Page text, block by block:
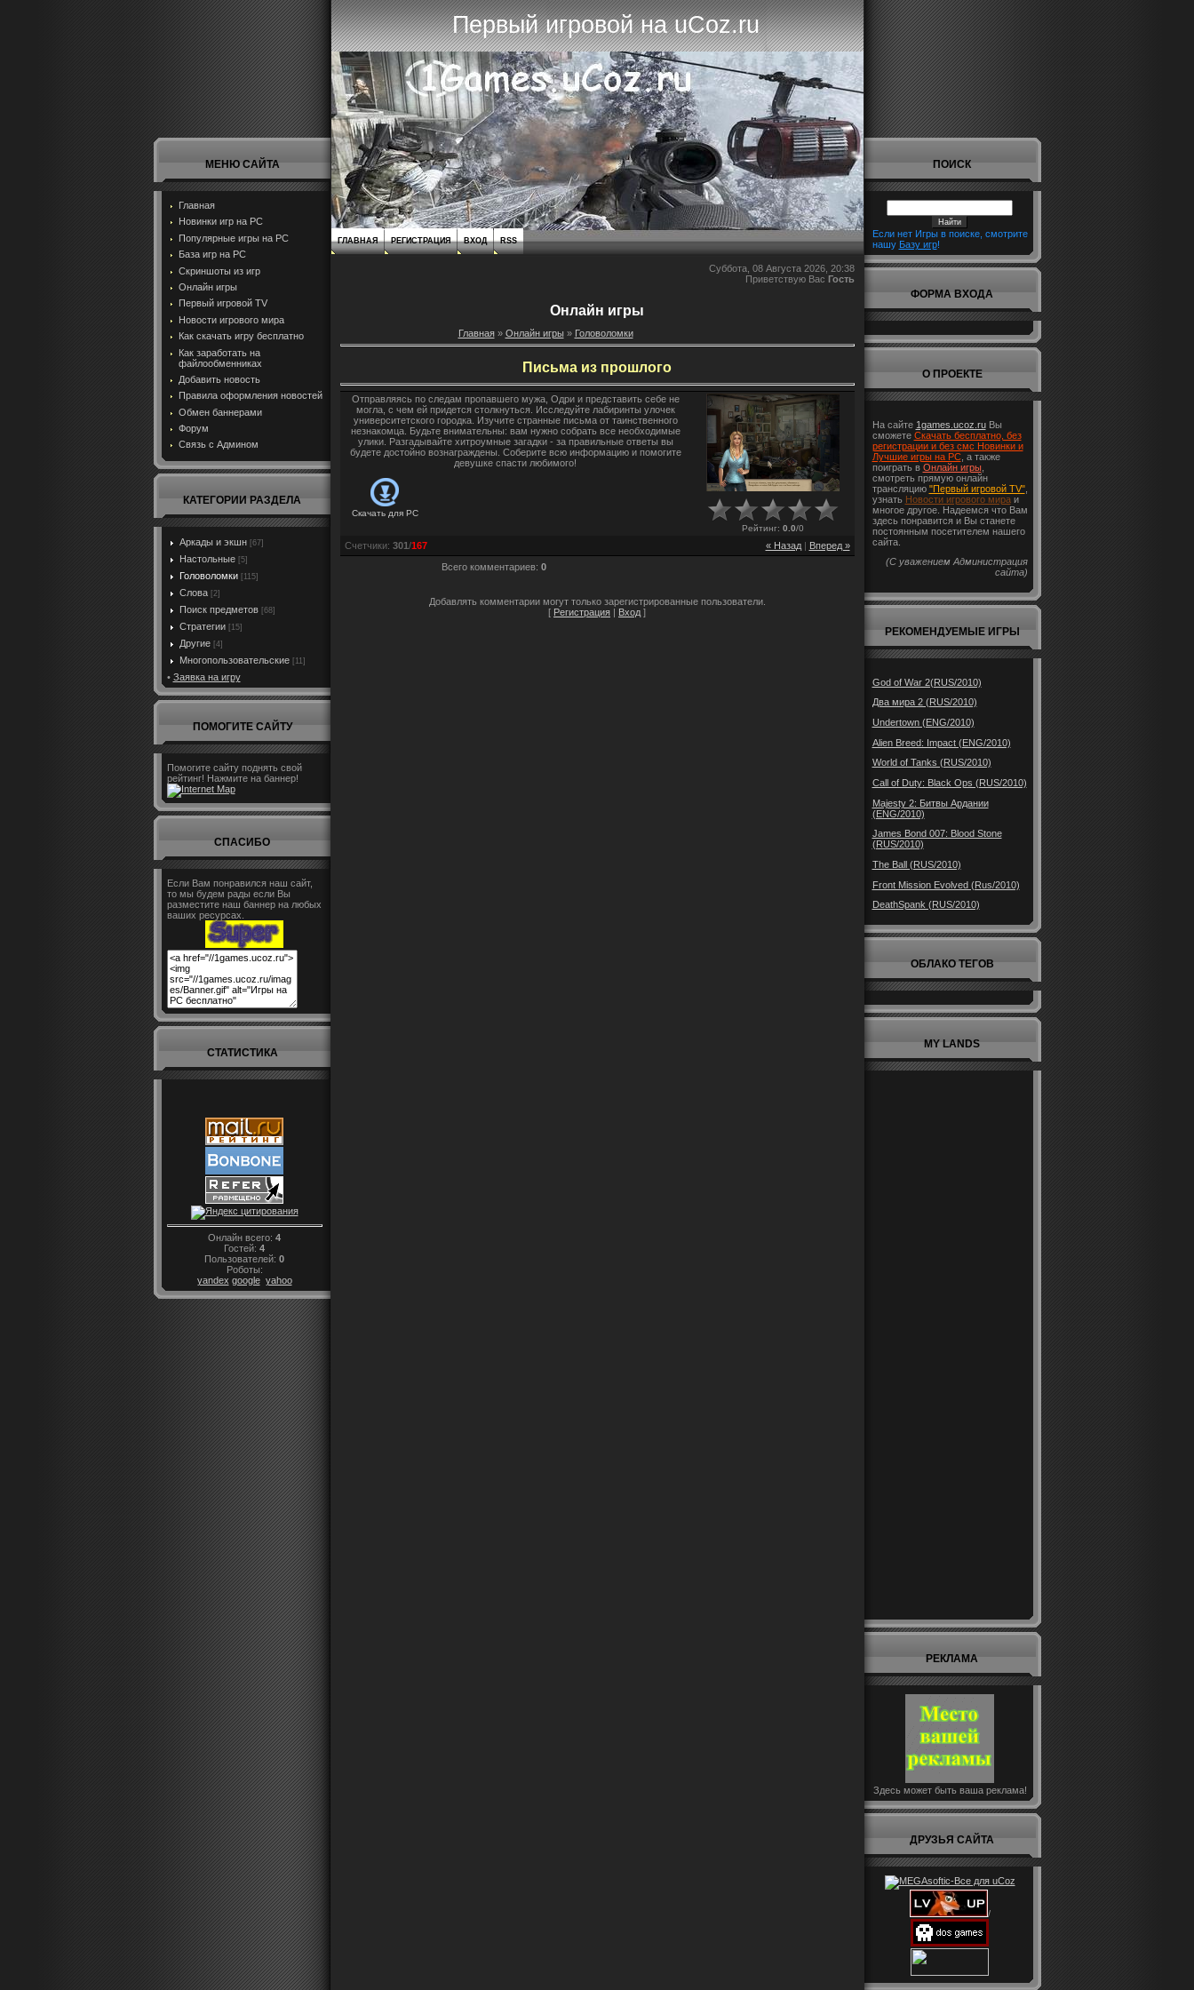
МЕНЮ САЙТА
Главная
Новинки игр на PC
Популярные игры на PC
База игр на РС
Скриншоты из игр
Онлайн игры
Первый игровой TV
Новости игрового мира
Как скачать игру бесплатно
Как заработать на
файлообменниках
Добавить новость
Правила оформления новостей
Обмен баннерами
Форум
Связь с Админом
КАТЕГОРИИ РАЗДЕЛА
Аркады и экшн [67]
Настольные [5]
Головоломки [115]
Слова [2]
Поиск предметов [68]
Стратегии [15]
Другие [4]
Многопользовательские [11]
• Заявка на игру
ПОМОГИТЕ САЙТУ
Помогите сайту поднять свой
рейтинг! Нажмите на баннер!
СПАСИБО
Если Вам понравился наш сайт,
то мы будем рады если Вы
разместите наш баннер на любых
ваших ресурсах.
СТАТИСТИКА
Онлайн всего: 4
Гостей: 4
Пользователей: 0
Роботы:
yandex google yahoo
Первый игровой на uCoz.ru
ГЛАВНАЯ РЕГИСТРАЦИЯ ВХОД RSS
Суббота, 08 Августа 2026, 20:38
Приветствую Вас Гость
Онлайн игры
Главная» Онлайн игры » Головоломки
Письма из прошлого
Отправляясь по следам пропавшего мужа, Одри и представить себе не
могла, с чем ей придется столкнуться. Исследуйте лабиринты улочек
университетского городка. Изучите странные письма от таинственного
незнакомца. Будьте внимательны: вам нужно собрать все необходимые
улики. Разгадывайте хитроумные загадки - за правильные ответы вы
будете достойно вознаграждены. Соберите всю информацию и помогите
девушке спасти любимого!
Скачать дляPC
Рейтинг: 0.0/0
« Назад| Вперед »
Счетчики: 301/167
Всего комментариев: 0
Добавлять комментарии могут только зарегистрированные пользователи.
[ Регистрация | Вход ]
ПОИСК
Если нет Игры в поиске, смотрите
нашу Базу игр!
ФОРМА ВХОДА
О ПРОЕКТЕ
На сайте 1games.ucoz.ruВы
сможете Скачать бесплатно, без
регистрации и без смс Новинки и
Лучшие игры на PC, а также
поиграть в Онлайн игры,
смотреть прямую онлайн
трансляцию "Первый игровой TV",
узнать Новости игрового мираи
многое другое. Надеемся что Вам
здесь понравится и Вы станете
постоянным посетителем нашего
сайта.
(С уважением Администрация
сайта)
РЕКОМЕНДУЕМЫЕ ИГРЫ
God of War 2(RUS/2010)
Два мира 2 (RUS/2010)
Undertown (ENG/2010)
Alien Breed: Impact (ENG/2010)
World of Tanks (RUS/2010)
Call of Duty: Black Ops (RUS/2010)
Majesty 2: Битвы Ардании
(ENG/2010)
James Bond 007: Blood Stone
(RUS/2010)
The Ball (RUS/2010)
Front Mission Evolved (Rus/2010)
DeathSpank (RUS/2010)
ОБЛАКО ТЕГОВ
MY LANDS
РЕКЛАМА
Здесь может быть ваша реклама!
ДРУЗЬЯ САЙТА
/